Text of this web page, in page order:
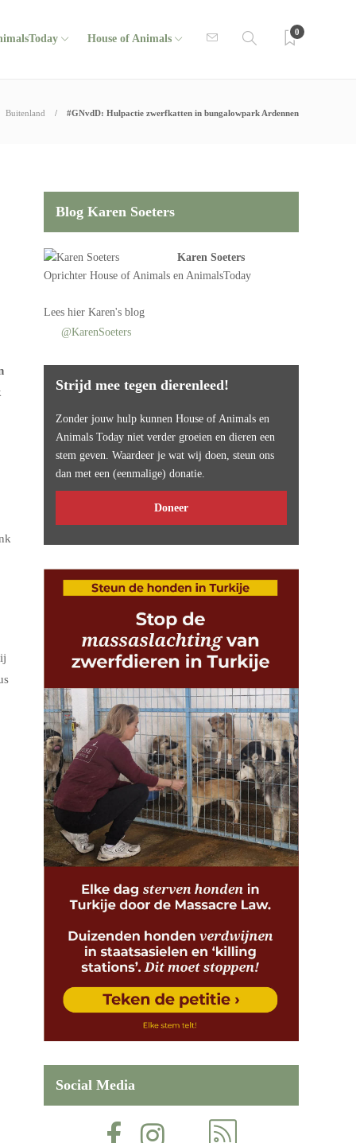
House of Animals
0
Buitenland #GNvdD: Hulpactie zwerfkatten in bungalowpark Ardennen
Blog Karen Soeters
Karen Soeters
OprichterHouse of Animals en AnimalsToday
Leeshier Karen's blog
@KarenSoeters
Strijd mee tegen dierenleed!
Zonder jouw hulp kunnen House of Animals en
Animals Today niet verder groeien en dieren een
stem geven. Waardeer je wat wij doen, steun ons
dan met een (eenmalige) donatie.
Doneer
Social Media